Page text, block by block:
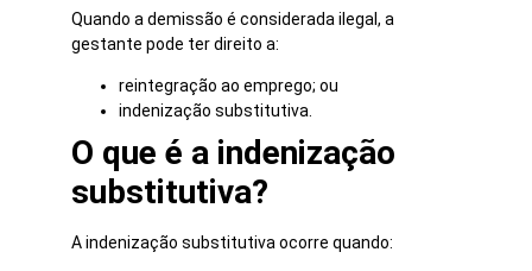
Quando a demissão é considerada ilegal, a
gestante pode ter direito a:
reintegração ao emprego; ou
indenização substitutiva.
O que é a indenização
substitutiva?
A indenização substitutiva ocorre quando: